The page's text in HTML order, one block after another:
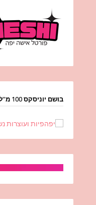
בושם יוניסקס 100 מ''ל SOSPIRO VIBRATO או דה פרפיום E.D.P